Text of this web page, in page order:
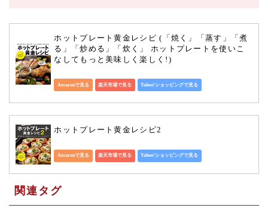
ホットプレート黄金レシピ (「焼く」「蒸す」「煮
る」「炒める」「炊く」 ホットプレートを使いこ
なしてもっと美味しく楽しく!)
Amazonで見る 楽天市場で見る Yahoo!ショッピングで見る
ホットプレート黄金レシピ2
Amazonで見る 楽天市場で見る Yahoo!ショッピングで見る
関連タグ